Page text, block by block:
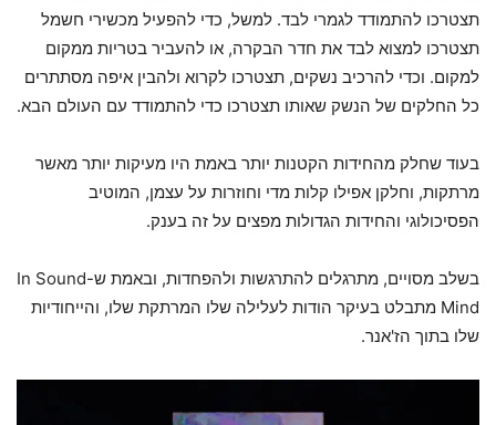
תצטרכו להתמודד לגמרי לבד. למשל, כדי להפעיל מכשירי חשמל
תצטרכו למצוא לבד את חדר הבקרה, או להעביר בטריות ממקום
למקום. וכדי להרכיב נשקים, תצטרכו לקרוא ולהבין איפה מסתתרים
כל החלקים של הנשק שאותו תצטרכו כדי להתמודד עם העולם הבא.
בעוד שחלק מהחידות הקטנות יותר באמת היו מעיקות יותר מאשר
מרתקות, וחלקן אפילו קלות מדי וחוזרות על עצמן, המוטיב
הפסיכולוגי והחידות הגדולות מפצים על זה בענק.
בשלב מסויים, מתרגלים להתרגשות ולהפחדות, ובאמת ש-In Sound
Mind מתבלט בעיקר הודות לעלילה שלו המרתקת שלו, והייחודיות
שלו בתוך הז'אנר.